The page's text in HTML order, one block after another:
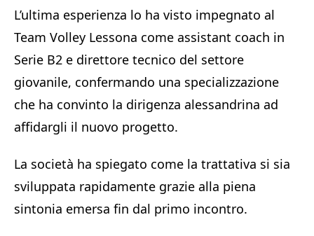
L’ultima esperienza lo ha visto impegnato al
Team Volley Lessona come assistant coach in
Serie B2 e direttore tecnico del settore
giovanile, confermando una specializzazione
che ha convinto la dirigenza alessandrina ad
affidargli il nuovo progetto.
La società ha spiegato come la trattativa si sia
sviluppata rapidamente grazie alla piena
sintonia emersa fin dal primo incontro.